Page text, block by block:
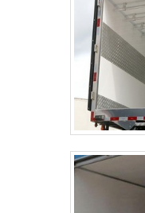
segmento de
O objetivo é garantir a
que gera resultado e
MELHOR EMPRESA NO
Refrigeração é possível
busca refrigeração
possível encontrar
ponta, como refrigeração
de aparelho de
excelente custo-
de profissionais
China Refrigeração é
diferença no mercado
onde garante uma